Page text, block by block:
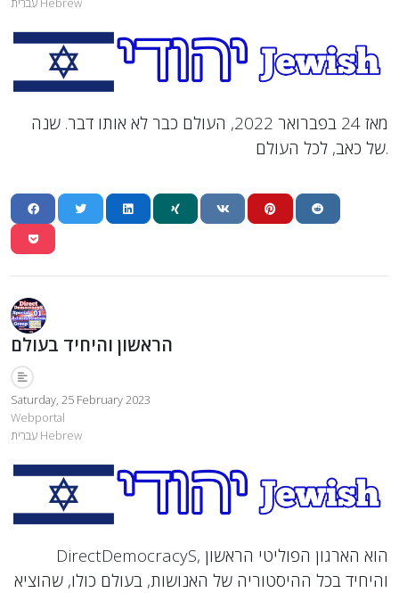
מאז 24 בפברואר 2022, העולם כבר לא אותו דבר. שנה
של כאב, לכל העולם.
הראשון והיחיד בעולם
Saturday, 25 February 2023
Webportal
עִברִית Hebrew
DirectDemocracyS, הוא הארגון הפוליטי הראשון
והיחיד בכל ההיסטוריה של האנושות, בעולם כולו, שהוציא